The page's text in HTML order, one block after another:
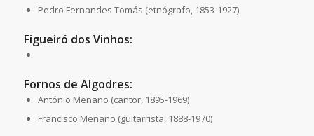
Pedro Fernandes Tomás (etnógrafo, 1853-1927)
Figueiró dos Vinhos:
Fornos de Algodres:
António Menano (cantor, 1895-1969)
Francisco Menano (guitarrista, 1888-1970)